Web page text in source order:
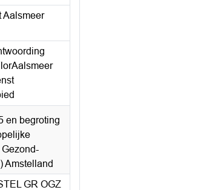
Aalsmeer
en begroting
Amstelland
GR OGZ